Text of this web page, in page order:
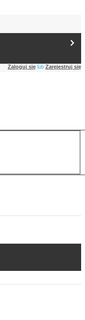
Zaloguj się lub Zarejestruj się